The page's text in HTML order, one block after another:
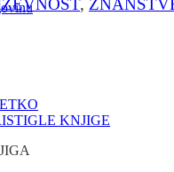
,
KNJIGE